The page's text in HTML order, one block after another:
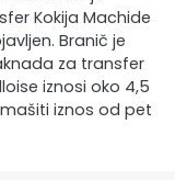
Kokija Machide
Branič je
za transfer
iznosi oko 4,5
iznos od pet